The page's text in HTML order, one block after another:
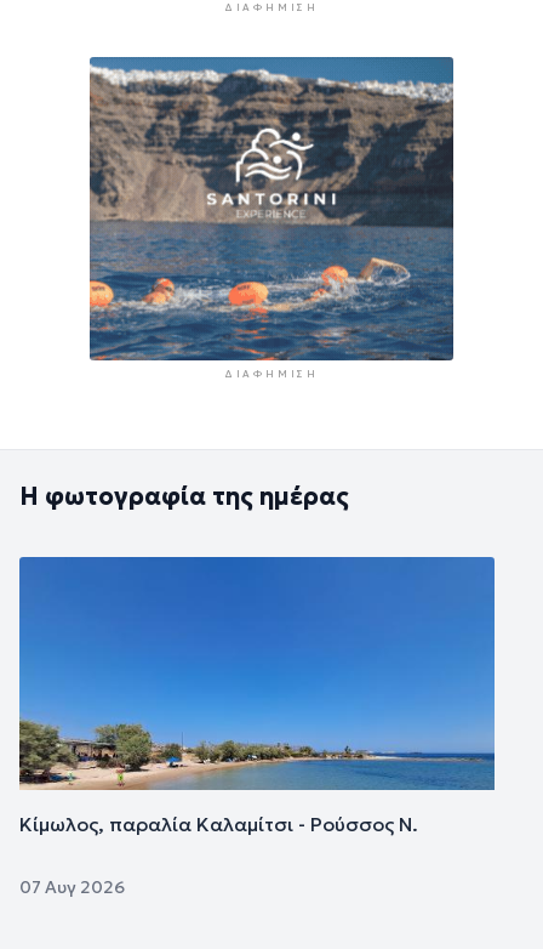
ΔΙΑΦΉΜΙΣΗ
ΔΙΑΦΉΜΙΣΗ
Η φωτογραφία της ημέρας
Κίμωλος, παραλία Καλαμίτσι - Ρούσσος Ν.
07 Αυγ 2026